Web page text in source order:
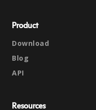
Product
Download
Blog
API
Resources